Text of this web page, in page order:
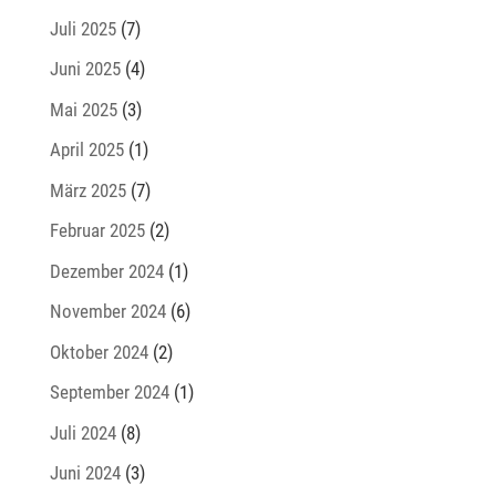
Juli 2025(7)
Juni 2025(4)
Mai 2025(3)
April 2025(1)
März 2025(7)
Februar 2025(2)
Dezember 2024(1)
November 2024(6)
Oktober 2024(2)
September 2024(1)
Juli 2024(8)
Juni 2024(3)